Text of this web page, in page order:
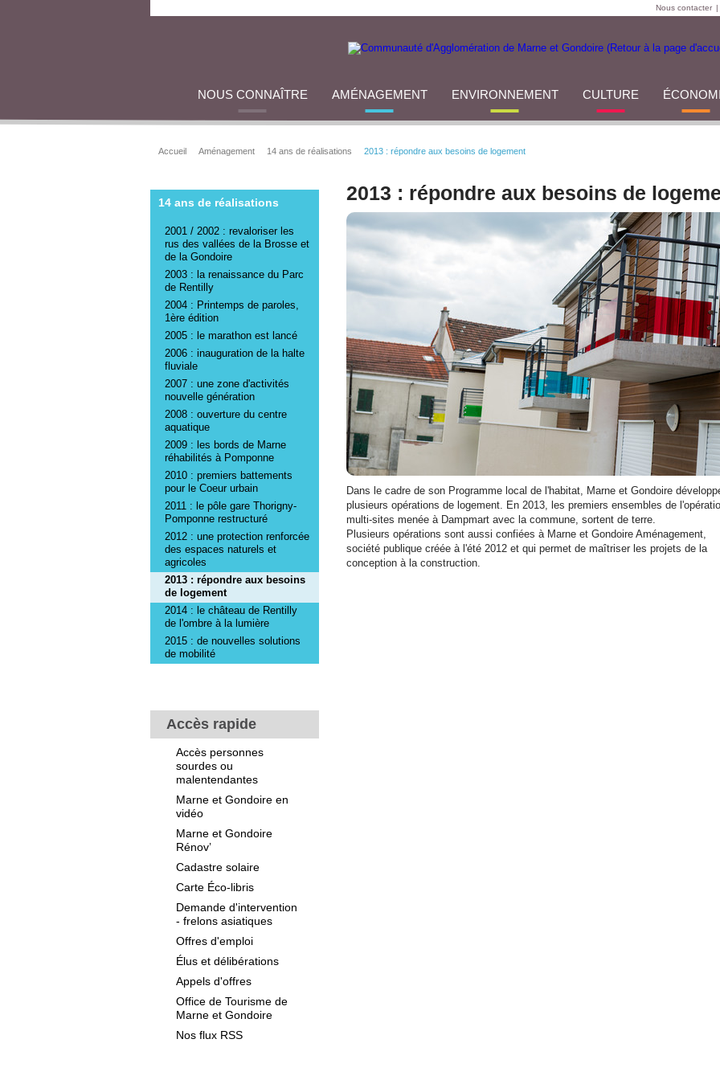
Nous contacter |
NOUS CONNAÎTRE AMÉNAGEMENT ENVIRONNEMENT CULTURE
Accueil Aménagement 14 ans de réalisations 2013 : répondre aux besoins de logement
14 ans de réalisations
2001 / 2002 : revaloriser les
rus des vallées de la Brosse et
de la Gondoire
2003 : la renaissance du Parc
de Rentilly
2004 : Printemps de paroles,
1ère édition
2005 : le marathon est lancé
2006 : inauguration de la halte
fluviale
2007 : une zone d'activités
nouvelle génération
2008 : ouverture du centre
aquatique
2009 : les bords de Marne
réhabilités à Pomponne
2010 : premiers battements
pour le Coeur urbain
2011 : le pôle gare Thorigny-
Pomponne restructuré
2012 : une protection renforcée
des espaces naturels et
agricoles
2013 : répondre aux besoins
de logement
2014 : le château de Rentilly
de l'ombre à la lumière
2015 : de nouvelles solutions
de mobilité
Accès rapide
Accès personnes
sourdes ou
malentendantes
Marne et Gondoire en
vidéo
Marne et Gondoire
Rénov’
Cadastre solaire
Carte Éco-libris
Demande d'intervention
- frelons asiatiques
Offres d'emploi
Élus et délibérations
Appels d'offres
Office de Tourisme de
Marne et Gondoire
Nos flux RSS
2013 : répondre aux besoins de
Dans le cadre de son Programme local de l'habitat, Marne et Gondoire
plusieurs opérations de logement. En 2013, les premiers ensembles de
multi-sites menée à Dampmart avec la commune, sortent de terre.
Plusieurs opérations sont aussi confiées à Marne et Gondoire Aménagement,
société publique créée à l'été 2012 et qui permet de maîtriser les projets de la
conception à la construction.